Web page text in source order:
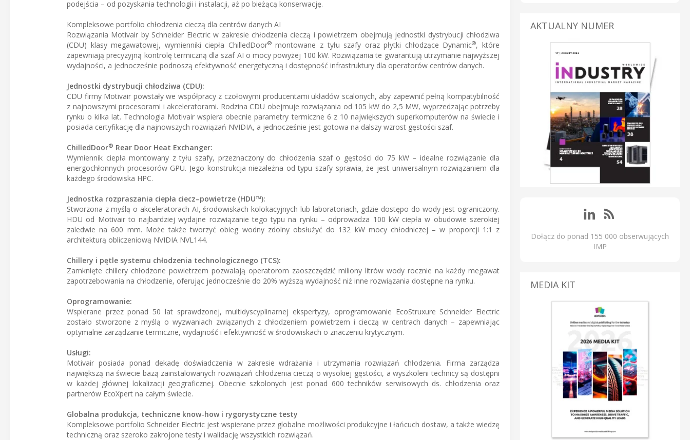
podejścia – od pozyskania technologii i instalacji, aż po bieżącą konserwację.
Kompleksowe portfolio chłodzenia cieczą dla centrów danych AI
Rozwiązania Motivair by Schneider Electric w zakresie chłodzenia cieczą i powietrzem obejmują jednostki dystrybucji chłodziwa
(CDU) klasy megawatowej, wymienniki ciepła ChilledDoor®montowane z tyłu szafy oraz płytki chłodzące Dynamic®, które
zapewniają precyzyjną kontrolę termiczną dla szaf AI o mocy powyżej 100 kW. Rozwiązania te gwarantują utrzymanie najwyższej
wydajności, a jednocześnie podnoszą efektywność energetyczną i dostępność infrastruktury dla operatorów centrów danych.
Jednostki dystrybucji chłodziwa (CDU):
CDU firmy Motivair powstały we współpracy z czołowymi producentami układów scalonych, aby zapewnić pełną kompatybilność
z najnowszymi procesorami i akceleratorami. Rodzina CDU obejmuje rozwiązania od 105 kW do 2,5 MW, wyprzedzając potrzeby
rynku o kilka lat. Technologia Motivair wspiera obecnie parametry termiczne 6 z 10 największych superkomputerów na świecie i
posiada certyfikację dla najnowszych rozwiązań NVIDIA, a jednocześnie jest gotowa na dalszy wzrost gęstości szaf.
ChilledDoor® Rear Door Heat Exchanger:
Wymiennik ciepła montowany z tyłu szafy, przeznaczony do chłodzenia szaf o gęstości do 75 kW – idealne rozwiązanie dla
energochłonnych procesorów GPU. Jego konstrukcja niezależna od typu szafy sprawia, że jest uniwersalnym rozwiązaniem dla
każdego środowiska HPC.
Jednostka rozpraszania ciepła ciecz–powietrze (HDU™):
Stworzona z myślą o akceleratorach AI, środowiskach kolokacyjnych lub laboratoriach, gdzie dostępo do wody jest ograniczony.
HDU od Motivair to najbardziej wydajne rozwiązanie tego typu na rynku – odprowadza 100 kW ciepła w obudowie szerokiej
zaledwie na 600 mm. Może także tworzyć obieg wodny zdolny obsłużyć do 132 kW mocy chłodniczej – w proporcji 1:1 z
architekturą obliczeniową NVIDIA NVL144.
Chillery i pętle systemu chłodzenia technologicznego (TCS):
Zamknięte chillery chłodzone powietrzem pozwalają operatorom zaoszczędzić miliony litrów wody rocznie na każdy megawat
zapotrzebowania na chłodzenie, oferując jednocześnie do 20% wyższą wydajność niż inne rozwiązania dostępne na rynku.
Oprogramowanie:
Wspierane przez ponad 50 lat sprawdzonej, multidyscyplinarnej ekspertyzy, oprogramowanie EcoStruxure Schneider Electric
zostało stworzone z myślą o wyzwaniach związanych z chłodzeniem powietrzem i cieczą w centrach danych – zapewniając
optymalne zarządzanie termiczne, wydajność i efektywność w środowiskach o znaczeniu krytycznym.
Usługi:
Motivair posiada ponad dekadę doświadczenia w zakresie wdrażania i utrzymania rozwiązań chłodzenia. Firma zarządza
największą na świecie bazą zainstalowanych rozwiązań chłodzenia cieczą o wysokiej gęstości, a wyszkoleni technicy są dostępni
w każdej głównej lokalizacji geograficznej. Obecnie szkolonych jest ponad 600 techników serwisowych ds. chłodzenia oraz
partnerów EcoXpert na całym świecie.
Globalna produkcja, techniczne know-how i rygorystyczne testy
Kompleksowe portfolio Schneider Electric jest wspierane przez globalne możliwości produkcyjne i łańcuch dostaw, a także wiedzę
techniczną oraz szeroko zakrojone testy i walidację wszystkich rozwiązań.
AKTUALNY NUMER
Dołącz do ponad 155 000 obserwujących
IMP
MEDIA KIT